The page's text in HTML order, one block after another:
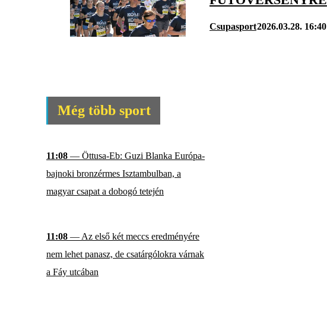
Csupasport2026.03.28. 16:40
Még több sport
11:08 — Öttusa-Eb: Guzi Blanka Európa-
bajnoki bronzérmes Isztambulban, a
magyar csapat a dobogó tetején
11:08 — Az első két meccs eredményére
nem lehet panasz, de csatárgólokra várnak
a Fáy utcában